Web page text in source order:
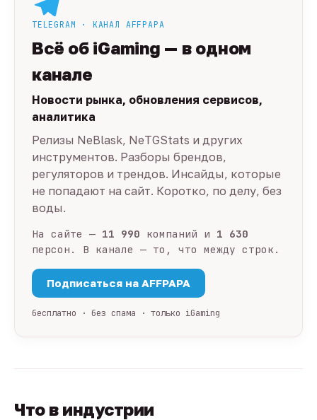
TELEGRAM · КАНАЛ AFFPAPA
Всё об iGaming — в одном
канале
Новости рынка, обновления сервисов,
аналитика
Релизы NeBlask, NeTGStats и других
инструментов. Разборы брендов,
регуляторов и трендов. Инсайды, которые
не попадают на сайт. Коротко, по делу, без
воды.
На сайте — 11 990 компаний и 1 630
персон. В канале — то, что между строк.
Подписаться на AFFPAPA
бесплатно · без спама · только iGaming
Что в индустрии